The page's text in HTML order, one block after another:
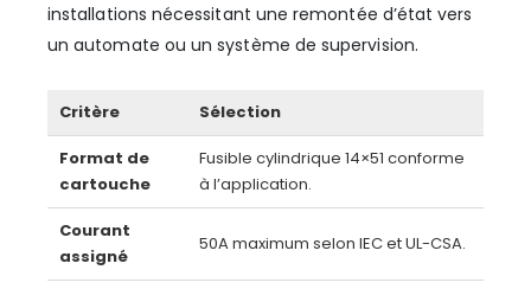
installations nécessitant une remontée d’état vers
un automate ou un système de supervision.
Critère Sélection
Format de
cartouche
Fusible cylindrique 14×51 conforme
à l’application.
Courant
assigné
50A maximum selon IEC et UL-CSA.